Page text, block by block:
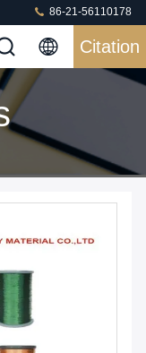
86-21-56110178
Citation